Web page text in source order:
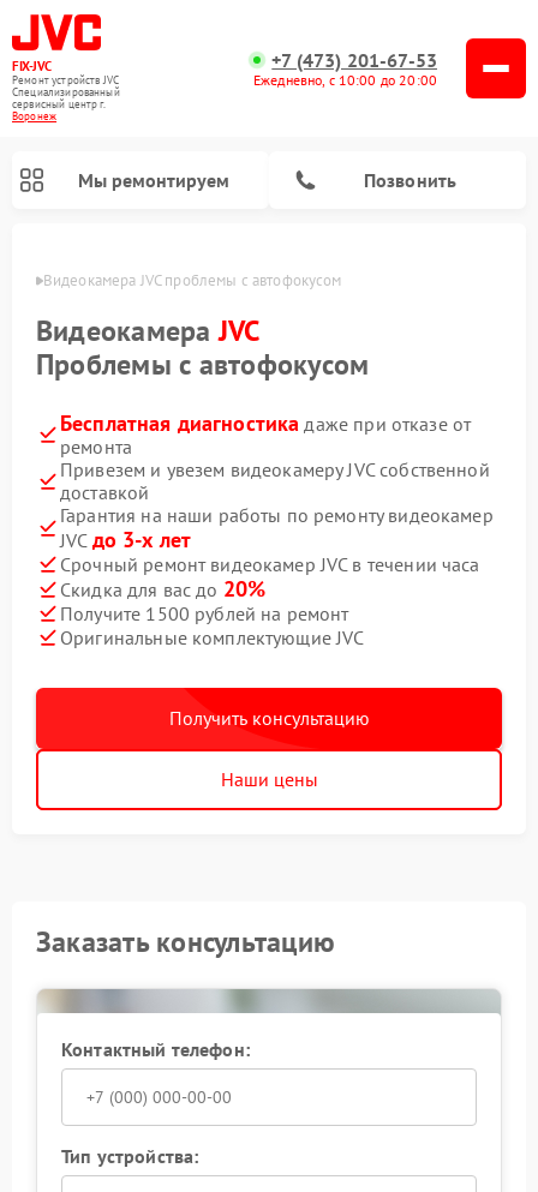
FIX-JVC
Ремонт устройств JVC
Специализированный
cервисный центр г.
Воронеж
+7 (473) 201-67-53
Ежедневно, с 10:00 до 20:00
Мы ремонтируем Позвонить
Видеокамера JVC проблемы с автофокусом
ВидеокамераJVC
Проблемы с автофокусом
Бесплатная диагностика даже при отказе от
ремонта
Привезем и увезем видеокамеру JVC собственной
доставкой
Гарантия на наши работы по ремонту видеокамер
JVC до 3-х лет
Срочный ремонт видеокамер JVC в течении часа
Скидка для вас до 20%
Получите 1500 рублей на ремонт
Оригинальные комплектующие JVC
Получить консультацию
Наши цены
Заказать консультацию
Контактный телефон:
Тип устройства: